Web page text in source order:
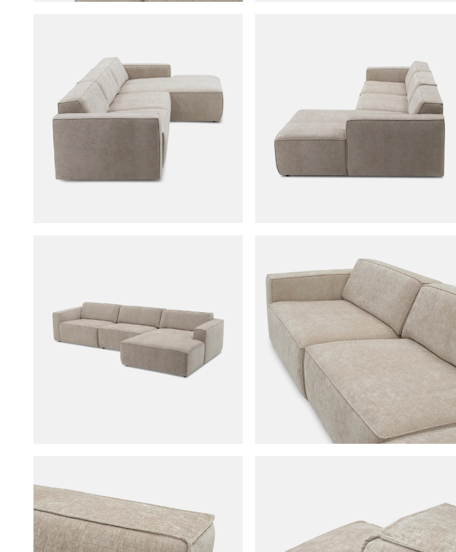
Hoeksalon ALMERIA Longchair Rechts Eddy-2
HOEKSALON
EDDY-2 B324
Productnummer: Y13100029389
€ 1.471,30
Prijs per stuk, incl. btw en excl.